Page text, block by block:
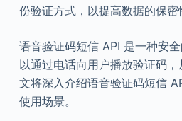
份验证方式，以提高数据的保密
语音验证码短信 API 是一种安
以通过电话向用户播放验证码
文将深入介绍语音验证码短信
使用场景。